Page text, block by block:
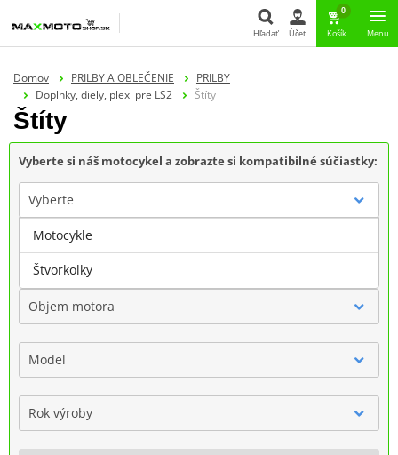
Hľadať Účet
0
Košík Menu
Domov PRILBY A OBLEČENIE
PRILBY
Doplnky, diely, plexi pre LS2
Štíty
Štíty
Vyberte si náš motocykel a zobrazte si kompatibilné súčiastky:
Vyberte
Značka
Objem motora
Model
Rok výroby
Motocykle
Štvorkolky